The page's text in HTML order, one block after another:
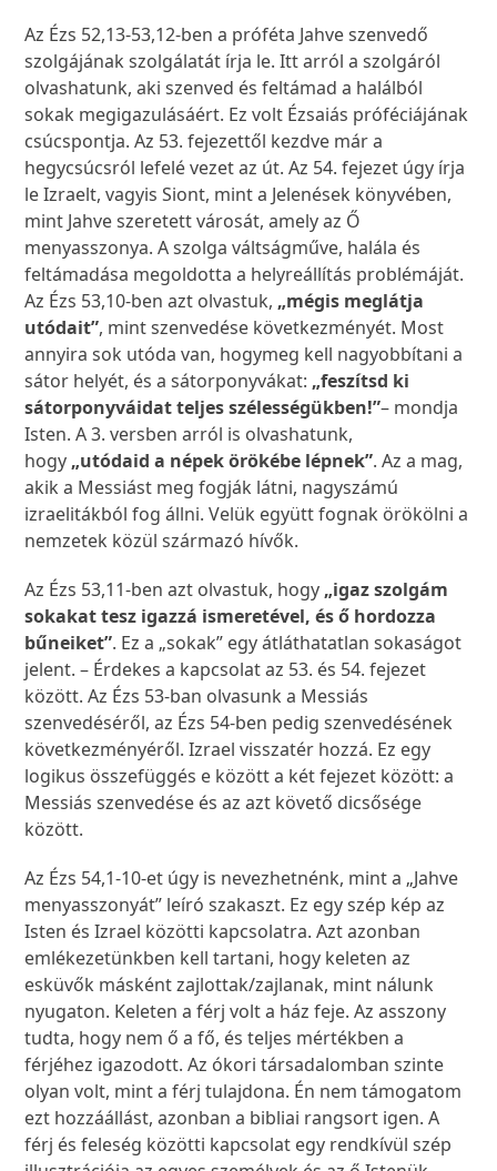
Az Ézs 52,13-53,12-ben a próféta Jahve szenvedő
szolgájának szolgálatát írja le. Itt arról a szolgáról
olvashatunk, aki szenved és feltámad a halálból
sokak megigazulásáért. Ez volt Ézsaiás próféciájának
csúcspontja. Az 53. fejezettől kezdve már a
hegycsúcsról lefelé vezet az út. Az 54. fejezet úgy írja
le Izraelt, vagyis Siont, mint a Jelenések könyvében,
mint Jahve szeretett városát, amely az Ő
menyasszonya. A szolga váltságműve, halála és
feltámadása megoldotta a helyreállítás problémáját.
Az Ézs 53,10-ben azt olvastuk, „mégis meglátja
utódait”, mint szenvedése következményét. Most
annyira sok utóda van, hogymeg kell nagyobbítani a
sátor helyét, és a sátorponyvákat: „feszítsd ki
sátorponyváidat teljes szélességükben!”– mondja
Isten. A 3. versben arról is olvashatunk,
hogy „utódaid a népek örökébe lépnek”. Az a mag,
akik a Messiást meg fogják látni, nagyszámú
izraelitákból fog állni. Velük együtt fognak örökölni a
nemzetek közül származó hívők.
Az Ézs 53,11-ben azt olvastuk, hogy „igaz szolgám
sokakat tesz igazzá ismeretével, és ő hordozza
bűneiket”. Ez a „sokak” egy átláthatatlan sokaságot
jelent. – Érdekes a kapcsolat az 53. és 54. fejezet
között. Az Ézs 53-ban olvasunk a Messiás
szenvedéséről, az Ézs 54-ben pedig szenvedésének
következményéről. Izrael visszatér hozzá. Ez egy
logikus összefüggés e között a két fejezet között: a
Messiás szenvedése és az azt követő dicsősége
között.
Az Ézs 54,1-10-et úgy is nevezhetnénk, mint a „Jahve
menyasszonyát” leíró szakaszt. Ez egy szép kép az
Isten és Izrael közötti kapcsolatra. Azt azonban
emlékezetünkben kell tartani, hogy keleten az
esküvők másként zajlottak/zajlanak, mint nálunk
nyugaton. Keleten a férj volt a ház feje. Az asszony
tudta, hogy nem ő a fő, és teljes mértékben a
férjéhez igazodott. Az ókori társadalomban szinte
olyan volt, mint a férj tulajdona. Én nem támogatom
ezt hozzáállást, azonban a bibliai rangsort igen. A
férj és feleség közötti kapcsolat egy rendkívül szép